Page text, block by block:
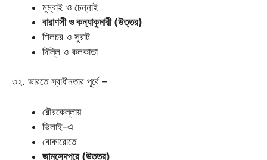
মুম্বাই ও চেন্নাই
বারাণসী ও কন্যাকুমারী (উত্তর)
শিলচর ও সুরাট
দিল্লি ও কলকাতা
৩২. ভারতে স্বাধীনতার পূর্বে –
রৌরকেল্লায়
ভিলাই-এ
বোকারোতে
জামসেদপুরে (উত্তর)